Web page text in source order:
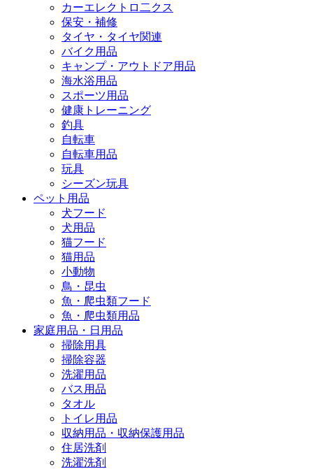
カーエレクトロ二クス
保安・補修
タイヤ・タイヤ関連
バイク用品
キャンプ・アウトドア用品
海水浴用品
スポーツ用品
健康トレーニング
釣具
自転車
自転車用品
玩具
シーズン玩具
ペット用品
犬フード
犬用品
猫フード
猫用品
小動物
鳥・昆虫
魚・爬虫類フード
魚・爬虫類用品
家庭用品・日用品
掃除用具
掃除容器
洗濯用品
バス用品
タオル
トイレ用品
収納用品・収納保護用品
住居洗剤
洗濯洗剤